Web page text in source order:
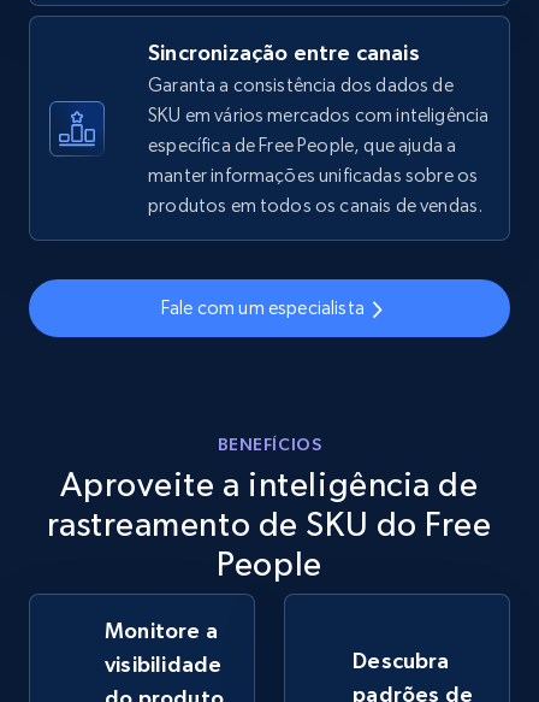
Seller reviews, Breadcrumbs, Root category, and
358+ Comece agora
URL, Product id, Title, Seller name, Seller rating,
eBay - Collect products from shops on eBay
URL, Product id, Title, Seller name, Seller rating,
Seller reviews, Breadcrumbs, Root category, and
more.
2.5K+ 358+ Comece agora
Sincronização entre canais
Garanta a consistência dos dados de
SKU em vários mercados com inteligência
específica de Free People, que ajuda a
manter informações unificadas sobre os
produtos em todos os canais de vendas.
Fale com um especialista
BENEFÍCIOS
Aproveite a inteligência de
rastreamento de SKU do Free
People
Monitore a
visibilidade
Descubra
padrões de